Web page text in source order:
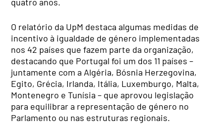
O relatório da UpM destaca algumas medidas de
incentivo à igualdade de género implementadas
nos 42 países que fazem parte da organização,
destacando que Portugal foi um dos 11 países –
juntamente com a Algéria, Bósnia Herzegovina,
Egito, Grécia, Irlanda, Itália, Luxemburgo, Malta,
Montenegro e Tunísia – que aprovou legislação
para equilibrar a representação de género no
Parlamento ou nas estruturas regionais.